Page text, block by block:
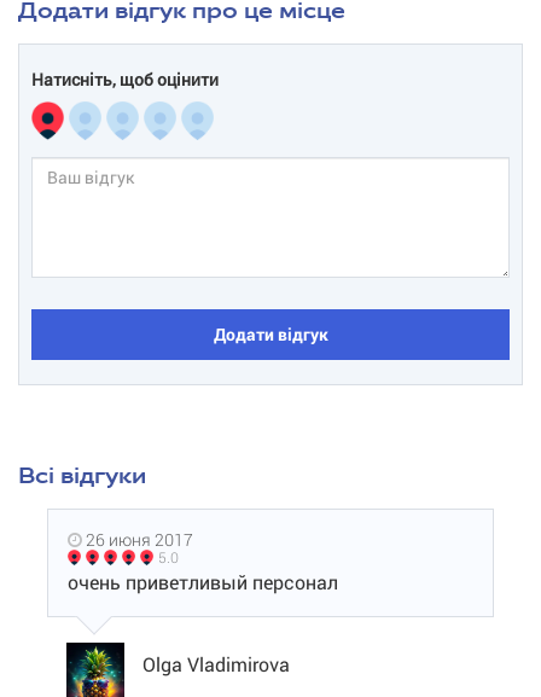
Додати відгук про це місце
Натисніть, щоб оцінити
Додати відгук
Всі відгуки
26 июня 2017
5.0
очень приветливый персонал
Olga Vladimirova